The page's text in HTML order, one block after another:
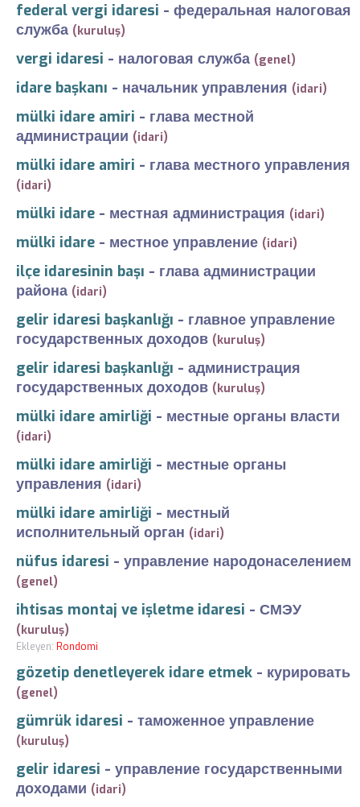
federal vergi idaresi - федеральная налоговая
служба (kuruluş)
vergi idaresi - налоговая служба (genel)
idare başkanı - начальник управления (idari)
mülki idare amiri - глава местной
администрации (idari)
mülki idare amiri - глава местного управления
(idari)
mülki idare - местная администрация (idari)
mülki idare - местное управление (idari)
ilçe idaresinin başı - глава администрации
района (idari)
gelir idaresi başkanlığı - главное управление
государственных доходов (kuruluş)
gelir idaresi başkanlığı - администрация
государственных доходов (kuruluş)
mülki idare amirliği - местные органы власти
(idari)
mülki idare amirliği - местные органы
управления (idari)
mülki idare amirliği - местный
исполнительный орган (idari)
nüfus idaresi - управление народонаселением
(genel)
ihtisas montaj ve işletme idaresi - СМЭУ
(kuruluş)
Ekleyen: Rondomi
gözetip denetleyerek idare etmek - курировать
(genel)
gümrük idaresi - таможенное управление
(kuruluş)
gelir idaresi - управление государственными
доходами (idari)